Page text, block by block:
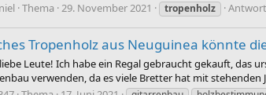
Thema 29. November 2021 tropenholz
Tropenholz aus Neuguinea könnte
Leute! Ich habe ein Regal gebraucht gekauft, das
verwenden, da es viele Bretter hat mit